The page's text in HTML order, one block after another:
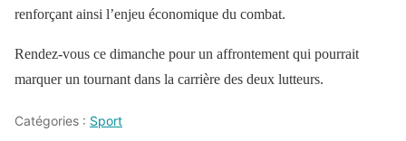
renforçant ainsi l’enjeu économique du combat.
Rendez-vous ce dimanche pour un affrontement qui pourrait
marquer un tournant dans la carrière des deux lutteurs.
Catégories : Sport